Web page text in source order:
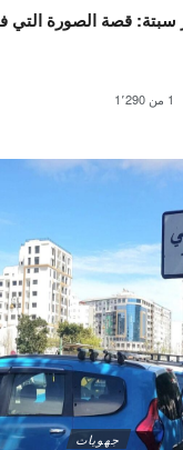
سبتة: قصة الصورة
1 من 1٬290
جهويات